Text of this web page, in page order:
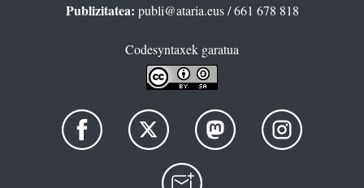
Publizitatea: publi@ataria.eus/ 661 678 818
Codesyntaxek garatua